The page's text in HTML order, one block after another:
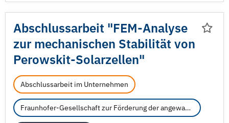
Abschlussarbeit "FEM-Analyse
zur mechanischen Stabilität von
Perowskit-Solarzellen"
Abschlussarbeit im Unternehmen
Fraunhofer-Gesellschaft zur Förderung der angewandten Forschung e.V.